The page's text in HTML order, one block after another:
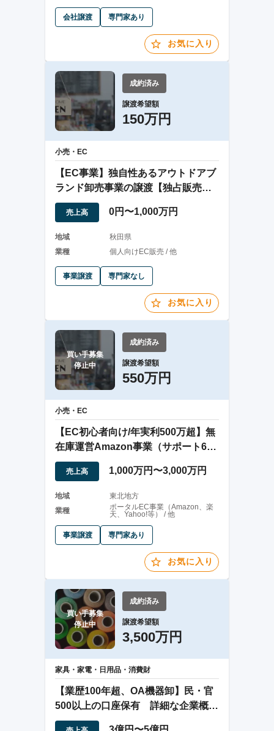
会社譲渡 専門家あり
お気に入り
成約済み
譲渡希望額
150万円
小売・EC
【EC事業】独自性あるアウトドアブ
ランド卸売事業の譲渡【独占販売
可】
売上高 0円〜1,000万円
地域
秋田県
業種
個人向けEC販売 / 他
事業譲渡 専門家なし
お気に入り
買い手募集
停止中
成約済み
譲渡希望額
550万円
小売・EC
【EC初心者向け/年実利500万超】無
在庫運営Amazon事業（サポート6か
月）
売上高 1,000万円〜3,000万円
地域
東北地方
業種
ポータルEC事業（Amazon、楽
天、Yahoo!等） / 他
事業譲渡 専門家あり
お気に入り
買い手募集
停止中
成約済み
譲渡希望額
3,500万円
家具・家電・日用品・消費財
【業歴100年超、OA機器卸】民・官
500以上の口座保有 詳細な企業概要
書あり